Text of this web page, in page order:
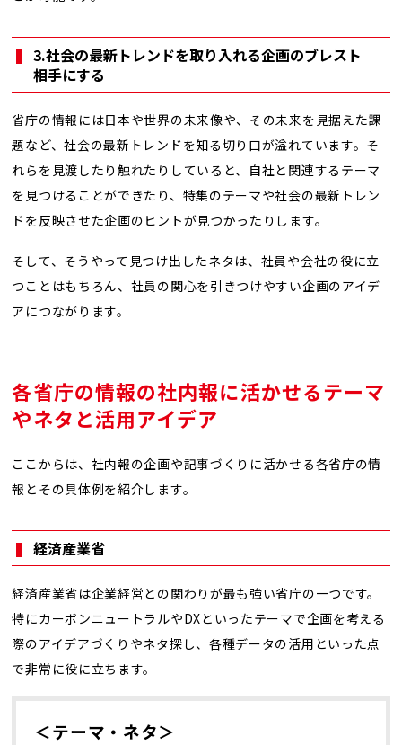
3.社会の最新トレンドを取り入れる企画のブレスト
相手にする
省庁の情報には日本や世界の未来像や、その未来を見据えた課
題など、社会の最新トレンドを知る切り口が溢れています。そ
れらを見渡したり触れたりしていると、自社と関連するテーマ
を見つけることができたり、特集のテーマや社会の最新トレン
ドを反映させた企画のヒントが見つかったりします。
そして、そうやって見つけ出したネタは、社員や会社の役に立
つことはもちろん、社員の関心を引きつけやすい企画のアイデ
アにつながります。
各省庁の情報の社内報に活かせるテーマ
やネタと活用アイデア
ここからは、社内報の企画や記事づくりに活かせる各省庁の情
報とその具体例を紹介します。
経済産業省
経済産業省は企業経営との関わりが最も強い省庁の一つです。
特にカーボンニュートラルやDXといったテーマで企画を考える
際のアイデアづくりやネタ探し、各種データの活用といった点
で非常に役に立ちます。
＜テーマ・ネタ＞